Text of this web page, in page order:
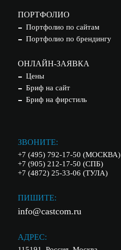
ПОРТФОЛИО
Портфолио по сайтам
Портфолио по брендингу
ОНЛАЙН-ЗАЯВКА
Цены
Бриф на сайт
Бриф на фирстиль
ЗВОНИТЕ:
+7 (495) 792-17-50 (МОСКВА)
+7 (905) 212-17-50 (СПБ)
+7 (4872) 25-33-06 (ТУЛА)
ПИШИТЕ:
info@castcom.ru
АДРЕС: